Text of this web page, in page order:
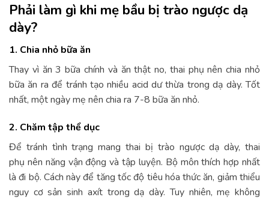
Phải làm gì khi mẹ bầu bị trào ngược dạ
dày?
1. Chia nhỏ bữa ăn
Thay vì ăn 3 bữa chính và ăn thật no, thai phụ nên chia nhỏ
bữa ăn ra để tránh tạo nhiều acid dư thừa trong dạ dày. Tốt
nhất, một ngày mẹ nên chia ra 7-8 bữa ăn nhỏ.
2. Chăm tập thể dục
Để tránh tình trạng mang thai bị trào ngược dạ dày, thai
phụ nên năng vận động và tập luyện. Bộ môn thích hợp nhất
là đi bộ. Cách này để tăng tốc độ tiêu hóa thức ăn, giảm thiểu
nguy cơ sản sinh axít trong dạ dày. Tuy nhiên, mẹ không